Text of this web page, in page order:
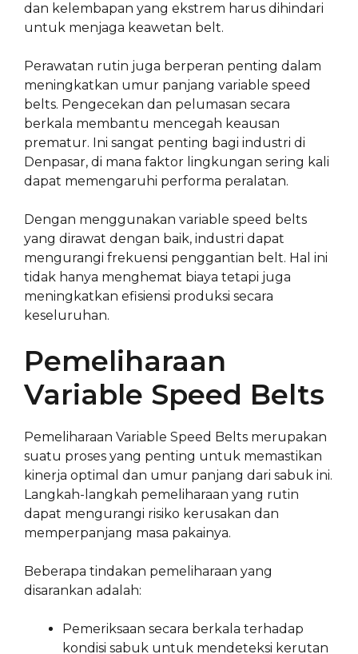
dan kelembapan yang ekstrem harus dihindari
untuk menjaga keawetan belt.
Perawatan rutin juga berperan penting dalam
meningkatkan umur panjang variable speed
belts. Pengecekan dan pelumasan secara
berkala membantu mencegah keausan
prematur. Ini sangat penting bagi industri di
Denpasar, di mana faktor lingkungan sering kali
dapat memengaruhi performa peralatan.
Dengan menggunakan variable speed belts
yang dirawat dengan baik, industri dapat
mengurangi frekuensi penggantian belt. Hal ini
tidak hanya menghemat biaya tetapi juga
meningkatkan efisiensi produksi secara
keseluruhan.
Pemeliharaan
Variable Speed Belts
Pemeliharaan Variable Speed Belts merupakan
suatu proses yang penting untuk memastikan
kinerja optimal dan umur panjang dari sabuk ini.
Langkah-langkah pemeliharaan yang rutin
dapat mengurangi risiko kerusakan dan
memperpanjang masa pakainya.
Beberapa tindakan pemeliharaan yang
disarankan adalah:
Pemeriksaan secara berkala terhadap
kondisi sabuk untuk mendeteksi kerutan